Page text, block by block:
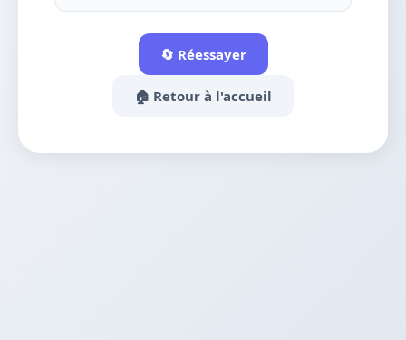
🔄 Réessayer
🏠 Retour à l'accueil